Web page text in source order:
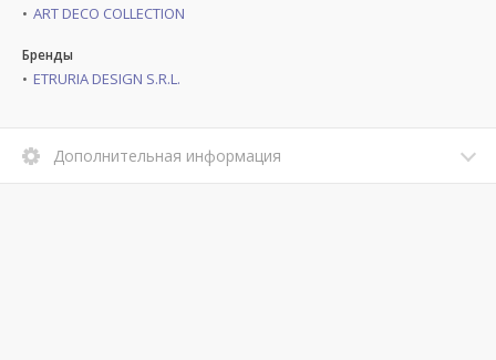
ART DECO COLLECTION
Бренды
ETRURIA DESIGN S.R.L.
Дополнительная информация